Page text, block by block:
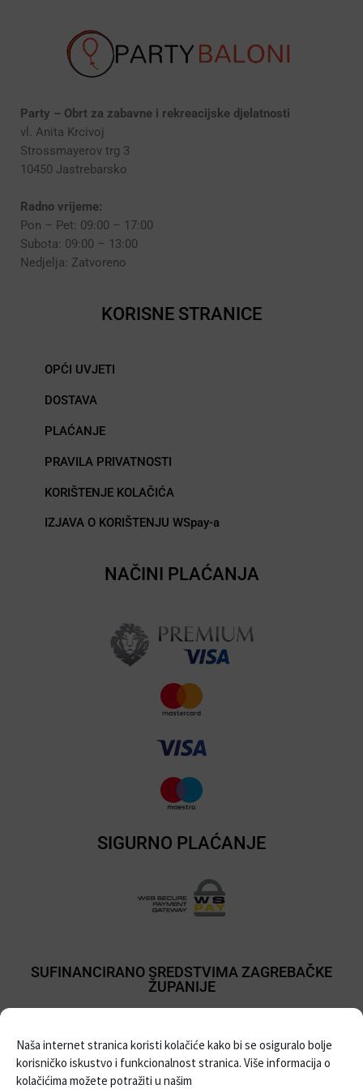
Naša internet stranica koristi kolačiće kako bi se osiguralo bolje
korisničko iskustvo i funkcionalnost stranica. Više informacija o
kolačićima možete potražiti u našim
Party – Obrt za zabavne i rekreacijske djelatnosti
vl. Anita Krcivoj
Strossmayerov trg 3
10450 Jastrebarsko
Radno vrijeme:
Pon – Pet: 09:00 – 17:00
Subota: 09:00 – 13:00
Nedjelja: Zatvoreno
KORISNE STRANICE
OPĆI UVJETI
DOSTAVA
PLAĆANJE
PRAVILA PRIVATNOSTI
KORIŠTENJE KOLAČIĆA
IZJAVA O KORIŠTENJU WSpay-a
NAČINI PLAĆANJA
SIGURNO PLAĆANJE
SUFINANCIRANO SREDSTVIMA ZAGREBAČKE
ŽUPANIJE